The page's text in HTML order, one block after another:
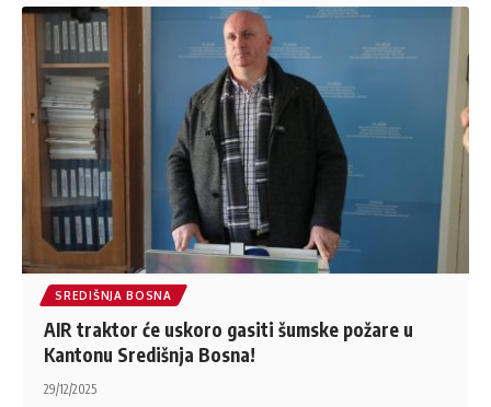
SREDIŠNJA BOSNA
AIR traktor će uskoro gasiti šumske požare u
Kantonu Središnja Bosna!
29/12/2025